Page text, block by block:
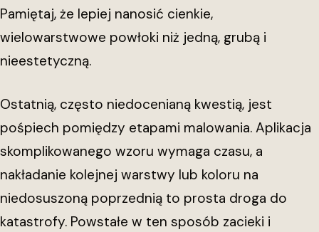
Pamiętaj, że lepiej nanosić cienkie,
wielowarstwowe powłoki niż jedną, grubą i
nieestetyczną.
Ostatnią, często niedocenianą kwestią, jest
pośpiech pomiędzy etapami malowania. Aplikacja
skomplikowanego wzoru wymaga czasu, a
nakładanie kolejnej warstwy lub koloru na
niedosuszoną poprzednią to prosta droga do
katastrofy. Powstałe w ten sposób zacieki i